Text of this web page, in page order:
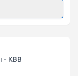
belirtilen
talebi
için bir
- KBB